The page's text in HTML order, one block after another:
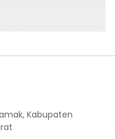
Kabupaten